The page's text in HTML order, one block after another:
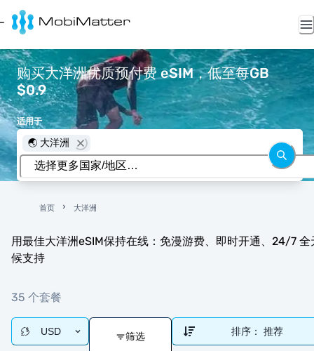
购买大洋洲优质预付费 eSIM，低至每GB
$0.9
适用于
🌏 大洋洲
首页 大洋洲
用最佳大洋洲eSIM保持在线：免漫游费、即时开通、24/7 全
候支持
35 个套餐
USD 筛选 排序： 推荐